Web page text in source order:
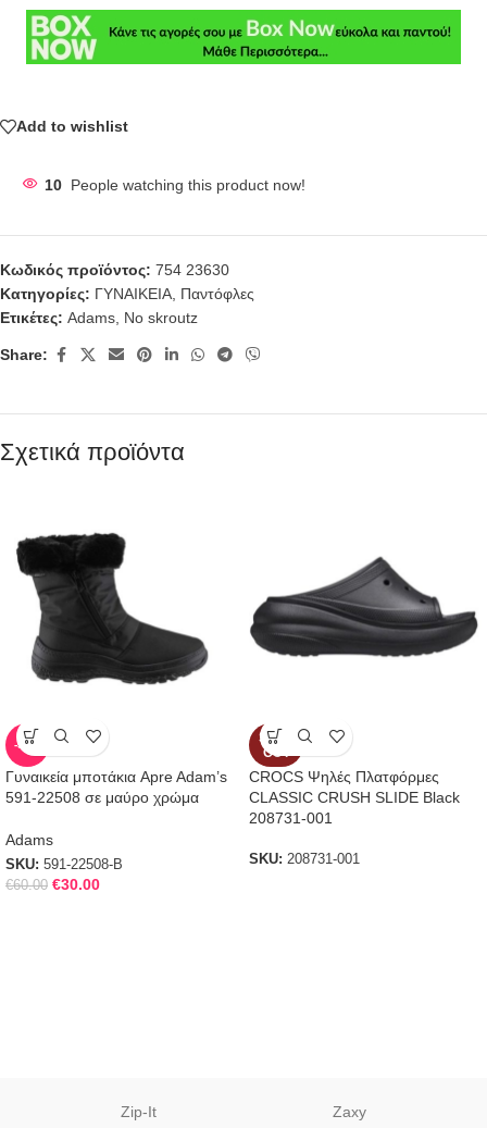
Add to wishlist
10 People watching this product now!
Κωδικός προϊόντος: 754 23630
Κατηγορίες: ΓΥΝΑΙΚΕΙΑ Παντόφλες
Ετικέτες: Adams No skroutz
Share:
Σχετικά προϊόντα
-50%
Γυναικεία μποτάκια Apre Adam’s
591-22508 σε μαύρο χρώμα
Adams
SKU: 591-22508-B
€60.00 €30.00
SOLD
OUT
CROCS Ψηλές Πλατφόρμες
CLASSIC CRUSH SLIDE Black
208731-001
SKU: 208731-001
Zip-It Zaxy